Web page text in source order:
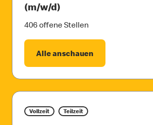
(m/w/d)
406 offene Stellen
Alle anschauen
Vollzeit Teilzeit